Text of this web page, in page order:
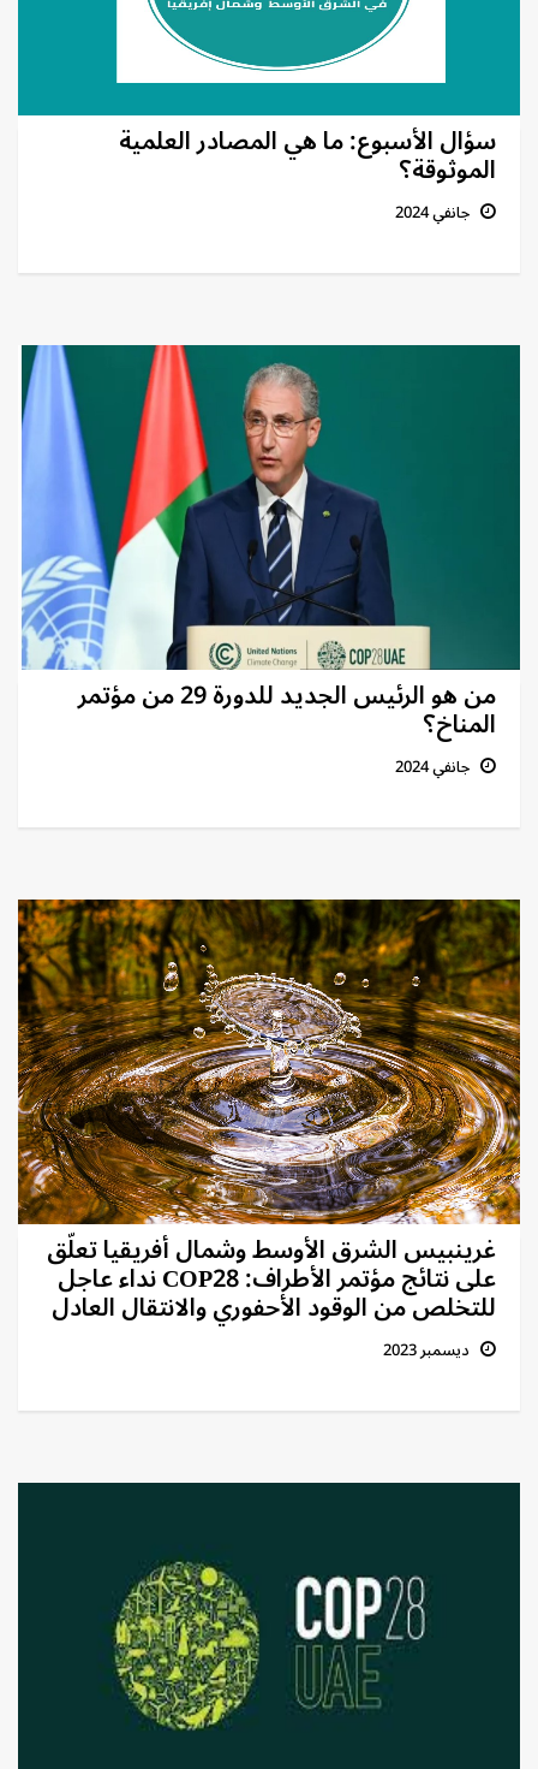
سؤال الأسبوع: ما هي المصادر العلمية
الموثوقة؟
جانفي 2024
من هو الرئيس الجديد للدورة 29 من مؤتمر
المناخ؟
جانفي 2024
غرينبيس الشرق الأوسط وشمال أفريقيا تعلّق
على نتائج مؤتمر الأطراف: COP28 نداء عاجل
للتخلص من الوقود الأحفوري والانتقال العادل
ديسمبر 2023